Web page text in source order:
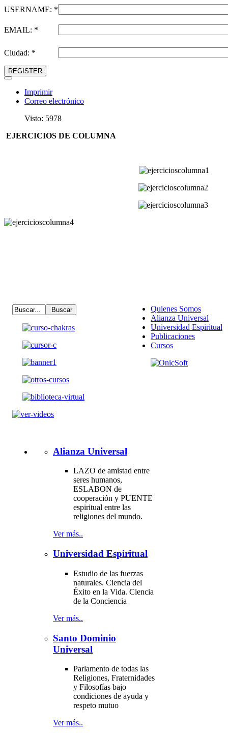
USERNAME: *
EMAIL: *
Ciudad: *
REGISTER
Imprimir
Correo electrónico
Visto: 5978
EJERCICIOS DE COLUMNA
Alianza Universal
LAZO de amistad entre
seres humanos,
ESLABON de
cooperación y PUENTE
espiritual entre las
religiones del mundo.
Ver más..
Universidad Espiritual
Estudio de las fuerzas
naturales. Ciencia del
Éxito en la Vida. Ciencia
de la Conciencia
Ver más..
Santo Dominio
Universal
Parlamento de todas las
Religiones, Fraternidades
y Filosofías bajo
condiciones de ayuda y
respeto mutuo
Ver más..
Quienes Somos
Alianza Universal
Universidad Espiritual
Publicaciones
Cursos